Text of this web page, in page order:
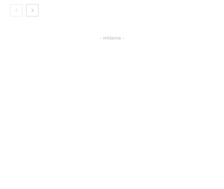
- reklama -